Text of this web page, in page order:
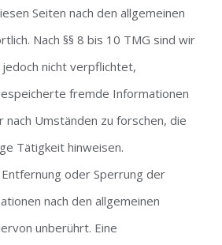
Seiten nach den allgemeinen
Nach §§ 8 bis 10 TMG sind wir
nicht verpflichtet,
fremde Informationen
nach Umständen zu forschen, die
Tätigkeit hinweisen.
oder Sperrung der
nach den allgemeinen
unberührt. Eine